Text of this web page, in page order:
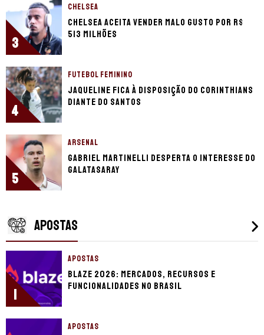
3
CHELSEA
Chelsea aceita vender Malo Gusto por R$
513 milhões
4
FUTEBOL FEMININO
Jaqueline fica à disposição do Corinthians
diante do Santos
5
ARSENAL
Gabriel Martinelli desperta o interesse do
Galatasaray
APOSTAS
1
APOSTAS
Blaze 2026: mercados, recursos e
funcionalidades no Brasil
APOSTAS